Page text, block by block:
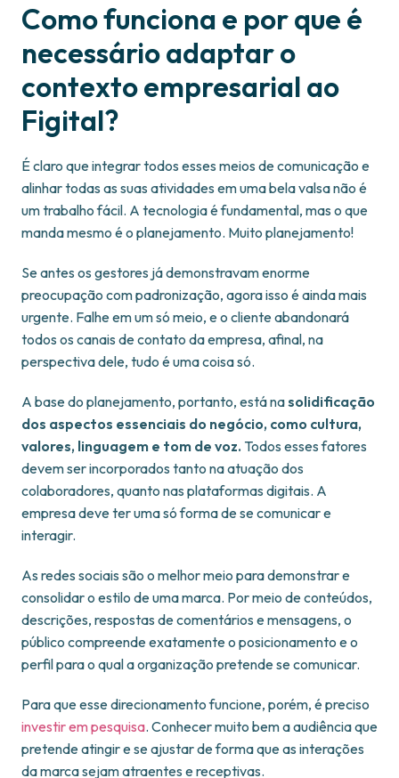
Como funciona e por que é
necessário adaptar o
contexto empresarial ao
Figital?
É claro que integrar todos esses meios de comunicação e
alinhar todas as suas atividades em uma bela valsa não é
um trabalho fácil. A tecnologia é fundamental, mas o que
manda mesmo é o planejamento. Muito planejamento!
Se antes os gestores já demonstravam enorme
preocupação com padronização, agora isso é ainda mais
urgente. Falhe em um só meio, e o cliente abandonará
todos os canais de contato da empresa, afinal, na
perspectiva dele, tudo é uma coisa só.
A base do planejamento, portanto, está nasolidificação
dos aspectos essenciais do negócio, como cultura,
valores, linguagem e tom de voz. Todos esses fatores
devem ser incorporados tanto na atuação dos
colaboradores, quanto nas plataformas digitais. A
empresa deve ter uma só forma de se comunicar e
interagir.
As redes sociais são o melhor meio para demonstrar e
consolidar o estilo de uma marca. Por meio de conteúdos,
descrições, respostas de comentários e mensagens, o
público compreende exatamente o posicionamento e o
perfil para o qual a organização pretende se comunicar.
Para que esse direcionamento funcione, porém, é preciso
investir em pesquisa. Conhecer muito bem a audiência que
pretende atingir e se ajustar de forma que as interações
da marca sejam atraentes e receptivas.